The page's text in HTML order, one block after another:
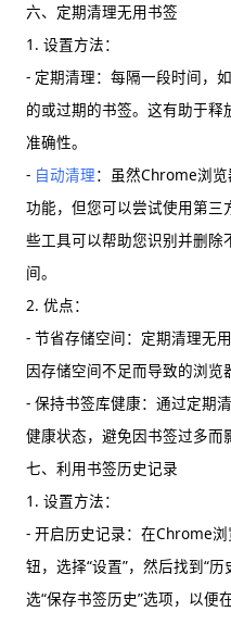
六、定期清理无用书签
1. 设置方法：
- 定期清理：每隔一段时间，
的或过期的书签。这有助于
准确性。
- 自动清理：虽然Chrome浏
功能，但您可以尝试使用第三
些工具可以帮助您识别并删除
间。
2. 优点：
- 节省存储空间：定期清理无
因存储空间不足而导致的浏览
- 保持书签库健康：通过定期
健康状态，避免因书签过多而
七、利用书签历史记录
1. 设置方法：
- 开启历史记录：在Chrome
钮，选择“设置”，然后找到“
选“保存书签历史”选项，以便